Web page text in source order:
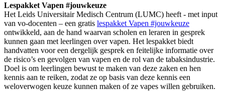
Lespakket Vapen #jouwkeuze
Het Leids Universitair Medisch Centrum (LUMC) heeft - met input
van vo-docenten – een gratis lespakket Vapen #jouwkeuze
ontwikkeld, aan de hand waarvan scholen en leraren in gesprek
kunnen gaan met leerlingen over vapen. Het lespakket biedt
handvatten voor een dergelijk gesprek en feitelijke informatie over
de risico’s en gevolgen van vapen en de rol van de tabaksindustrie.
Doel is om leerlingen bewust te maken van deze zaken en hen
kennis aan te reiken, zodat ze op basis van deze kennis een
weloverwogen keuze kunnen maken of ze vapes willen gebruiken.